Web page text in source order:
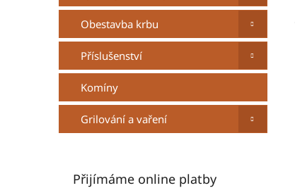
Obestavba krbu
Příslušenství
Komíny
Grilování a vaření
Přijímáme online platby